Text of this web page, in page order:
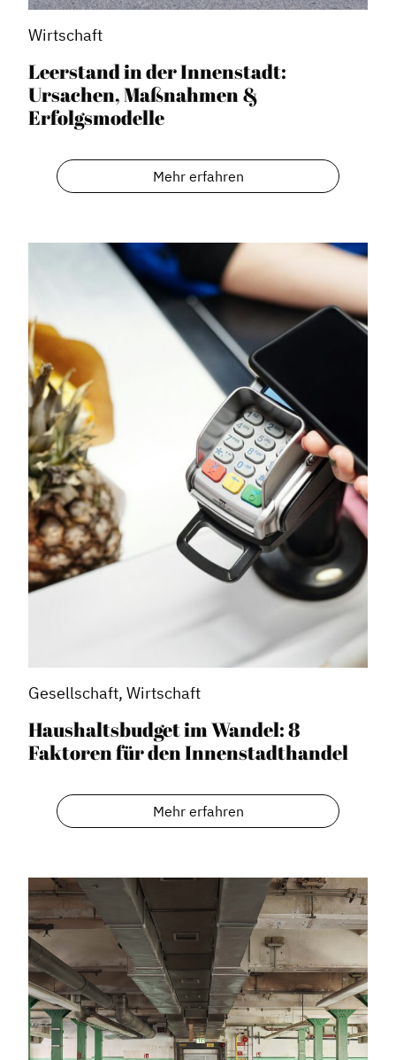
Wirtschaft
Leerstand in der Innenstadt:
Ursachen, Maßnahmen &
Erfolgsmodelle
Mehr erfahren
Gesellschaft, Wirtschaft
Haushaltsbudget im Wandel: 8
Faktoren für den Innenstadthandel
Mehr erfahren